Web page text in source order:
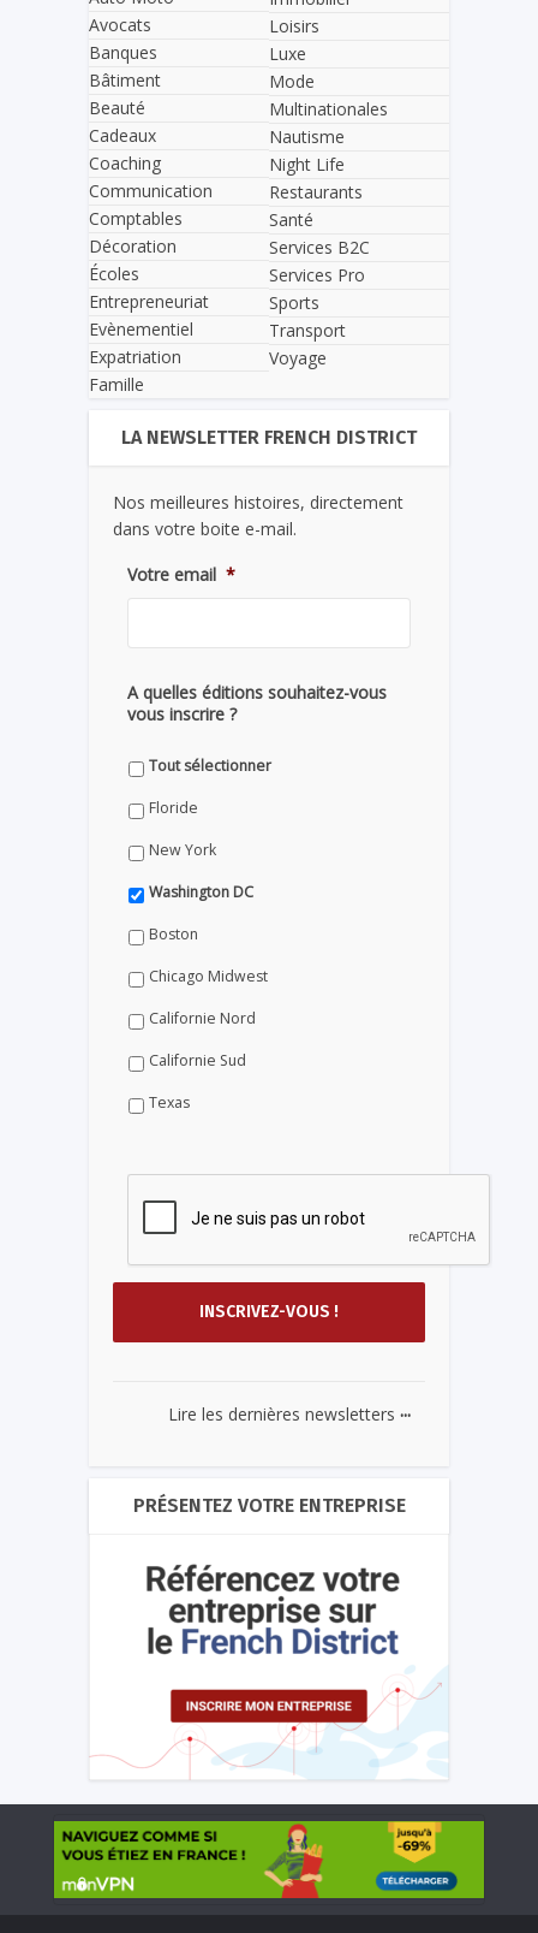
Avocats
Banques
Bâtiment
Beauté
Cadeaux
Coaching
Communication
Comptables
Décoration
Écoles
Entrepreneuriat
Evènementiel
Expatriation
Famille
Loisirs
Luxe
Mode
Multinationales
Nautisme
Night Life
Restaurants
Santé
Services B2C
Services Pro
Sports
Transport
Voyage
LA NEWSLETTER FRENCH DISTRICT
Nos meilleures histoires, directement
dans votre boite e-mail.
Votre email *
A quelles éditions souhaitez-vous
vous inscrire ?
Tout sélectionner
Floride
New York
Washington DC
Boston
Chicago Midwest
Californie Nord
Californie Sud
Texas
Lire les dernières newsletters ...
PRÉSENTEZ VOTRE ENTREPRISE